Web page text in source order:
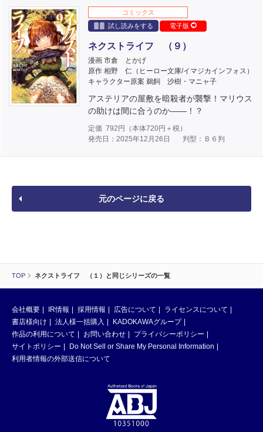
TOP ネクストライフ （１）と同じシリーズの一覧
コミックス
試し読みをする
電子版
ネクストライフ （９）
漫画 市倉 とかげ
原作 相野 仁（ヒーロー文庫/イマジカインフォス）
キャラクター原案 鵜飼 沙樹・マニャ子
アステリアの屋敷を暗殺者が襲撃！マリウス
の助けは間に合うのか――！？
定価 792 円（本体720円＋税）
発売日：2025年12月26日
判型：Ｂ６判
元のページに戻る
会社概要 IR情報 採用情報 広告について
ライセンスについて
書店様向け
法人様一括購入
KADOKAWAグループ
作品の利用について
お問い合わせ
プライバシーポリシー
サイトポリシー
Do Not Sell or Share My Personal Information
利用者情報の外部送信について